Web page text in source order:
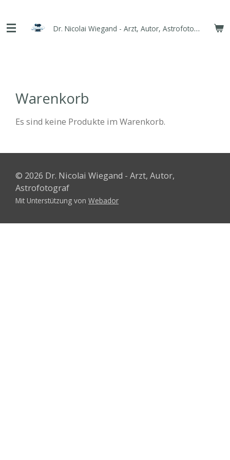
Hauptinhalt
springen
Dr. Nicolai Wiegand - Arzt, Autor, Astrofotograf
Warenkorb
Es sind keine Produkte im Warenkorb.
© 2026 Dr. Nicolai Wiegand - Arzt, Autor,
Astrofotograf
Mit Unterstützung von Webador